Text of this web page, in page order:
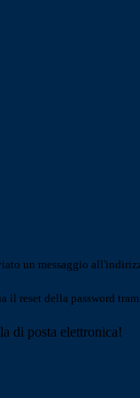
un messaggio
il reset della password
di posta elettronica!